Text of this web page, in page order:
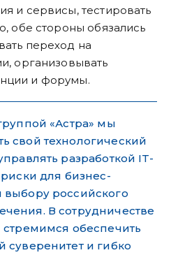
и сервисы, тестировать
обе стороны обязались
переход на
организовывать
и форумы.
«Астра» мы
свой технологический
разработкой IT-
риски для бизнес-
выбору российского
В сотрудничестве
обеспечить
суверенитет и гибко